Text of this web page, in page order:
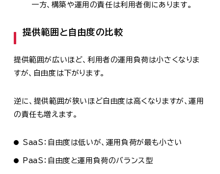
一方、構築や運用の責任は利用者側にあります。
提供範囲と自由度の比較
提供範囲が広いほど、利用者の運用負荷は小さくなりま
すが、自由度は下がります。
逆に、提供範囲が狭いほど自由度は高くなりますが、運用
の責任も増えます。
SaaS：自由度は低いが、運用負荷が最も小さい
PaaS：自由度と運用負荷のバランス型